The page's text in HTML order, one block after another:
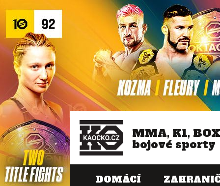
MMA, K1, BOX
bojové sporty
DOMÁCÍ